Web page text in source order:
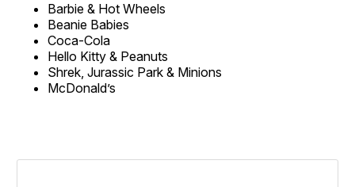
Barbie & Hot Wheels
Beanie Babies
Coca-Cola
Hello Kitty & Peanuts
Shrek, Jurassic Park & Minions
McDonald’s